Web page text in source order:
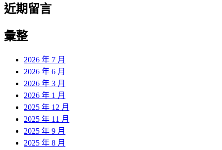
近期留言
彙整
2026 年 7 月
2026 年 6 月
2026 年 3 月
2026 年 1 月
2025 年 12 月
2025 年 11 月
2025 年 9 月
2025 年 8 月